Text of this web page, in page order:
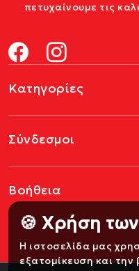
🍪 Χρήση
Η ιστοσελίδα μας
εξατομίκευση και την
πετυχαίνουμε τις
Κατηγορίες
Σύνδεσμοι
Βοήθεια